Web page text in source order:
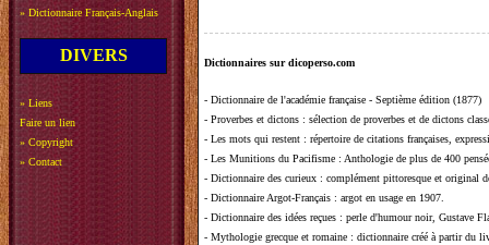
» Dictionnaire Français-Anglais
DIVERS
» Liens
Faire un lien
» Copyright
» Contact
Dictionnaires sur dicoperso.com
- Dictionnaire de l'académie française - Septième édition (1877)
- Proverbes et dictons : sélection de proverbes et de dictons
- Les mots qui restent : répertoire de citations françaises,
- Les Munitions du Pacifisme : Anthologie de plus de 400
- Dictionnaire des curieux : complément pittoresque et original
- Dictionnaire Argot-Français : argot en usage en 1907.
- Dictionnaire des idées reçues : perle d'humour noir, Gustave
- Mythologie grecque et romaine : dictionnaire créé à partir du